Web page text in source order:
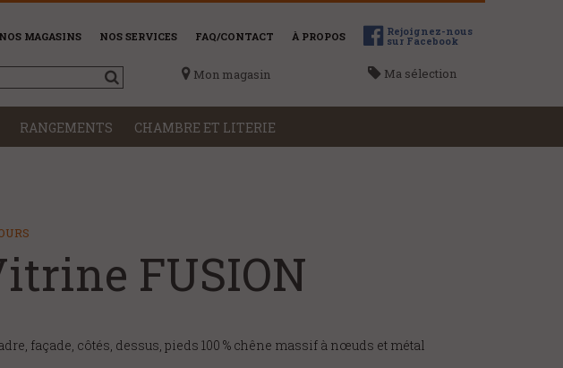
NOS MAGASINS NOS SERVICES FAQ/CONTACT À PROPOS Rejoignez-nous
sur Facebook
Mon magasin Ma sélection
RANGEMENTS CHAMBRE ET LITERIE
FUSION
façade, côtés, dessus, pieds 100 % chêne massif à nœuds et métal